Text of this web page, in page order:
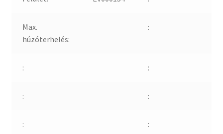
Max.
húzóterhelés:
:
: :
: :
: :